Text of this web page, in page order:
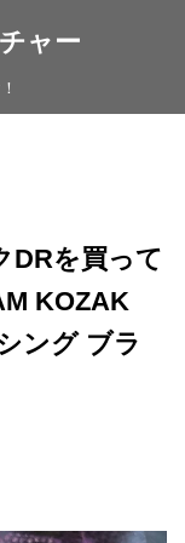
ャー
DRを買って
KOZAK
ング ブラ